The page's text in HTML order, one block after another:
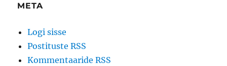
META
Logi sisse
Postituste RSS
Kommentaaride RSS